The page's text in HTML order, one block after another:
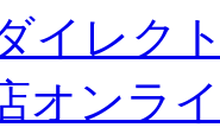
イレクト
オンラ